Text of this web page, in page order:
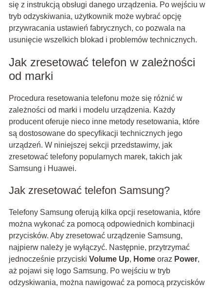
się z instrukcją obsługi danego urządzenia. Po wejściu w
tryb odzyskiwania, użytkownik może wybrać opcję
przywracania ustawień fabrycznych, co pozwala na
usunięcie wszelkich blokad i problemów technicznych.
Jak zresetować telefon w zależności
od marki
Procedura resetowania telefonu może się różnić w
zależności od marki i modelu urządzenia. Każdy
producent oferuje nieco inne metody resetowania, które
są dostosowane do specyfikacji technicznych jego
urządzeń. W niniejszej sekcji przedstawimy, jak
zresetować telefony popularnych marek, takich jak
Samsung i Huawei.
Jak zresetować telefon Samsung?
Telefony Samsung oferują kilka opcji resetowania, które
można wykonać za pomocą odpowiednich kombinacji
przycisków. Aby zresetować urządzenie Samsung,
najpierw należy je wyłączyć. Następnie, przytrzymać
jednocześnie przyciski Volume Up, Homeoraz Power,
aż pojawi się logo Samsung. Po wejściu w tryb
odzyskiwania, można nawigować za pomocą przycisków